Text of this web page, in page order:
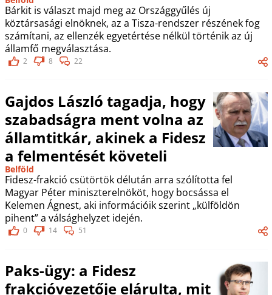
Bárkit is választ majd meg az Országgyűlés új
köztársasági elnöknek, az a Tisza-rendszer részének fog
számítani, az ellenzék egyetértése nélkül történik az új
államfő megválasztása.
2 8 22
Gajdos László tagadja, hogy
szabadságra ment volna az
államtitkár, akinek a Fidesz
a felmentését követeli
Belföld
Fidesz-frakció csütörtök délután arra szólította fel
Magyar Péter miniszterelnököt, hogy bocsássa el
Kelemen Ágnest, aki információik szerint „külföldön
pihent” a válsághelyzet idején.
0 14 51
Paks-ügy: a Fidesz
frakcióvezetője elárulta, mit